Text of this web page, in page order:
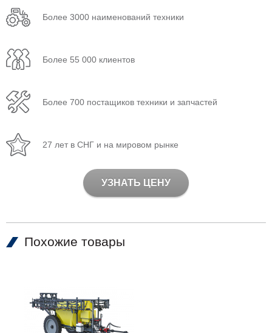
Более 3000 наименований техники
Более 55 000 клиентов
Более 700 постащиков техники и запчастей
27 лет в СНГ и на мировом рынке
УЗНАТЬ ЦЕНУ
Похожие товары